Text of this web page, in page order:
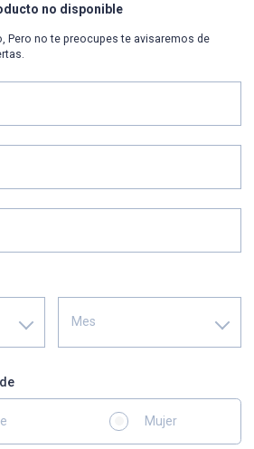
no disponible
Pero no te preocupes te avisaremos de
Mes
Mujer